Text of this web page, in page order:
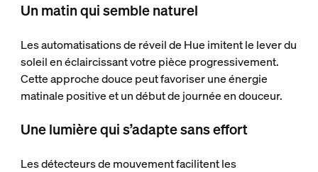
Un matin qui semble naturel
Les automatisations de réveil de Hue imitent le lever du
soleil en éclaircissant votre pièce progressivement.
Cette approche douce peut favoriser une énergie
matinale positive et un début de journée en douceur.
Une lumière qui s’adapte sans effort
Les détecteurs de mouvement facilitent les